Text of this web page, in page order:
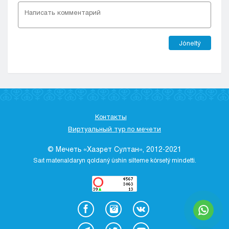
Jóneltý
Контакты
Виртуальный тур по мечети
© Мечеть «Хазрет Султан», 2012-2021
Saıt materıaldaryn qoldaný úshіn sіlteme kórsetý mіndettі.